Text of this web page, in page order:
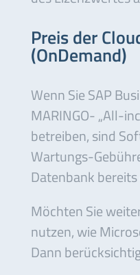
Preis der
(OnDemand)
Wenn Sie SAP
MARINGO- „All-
betreiben, sind
Wartungs-
Datenbank
Möchten Sie
nutzen, wie
Dann